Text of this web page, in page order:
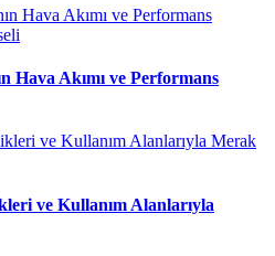
Hava Akımı ve Performans
ve Kullanım Alanlarıyla